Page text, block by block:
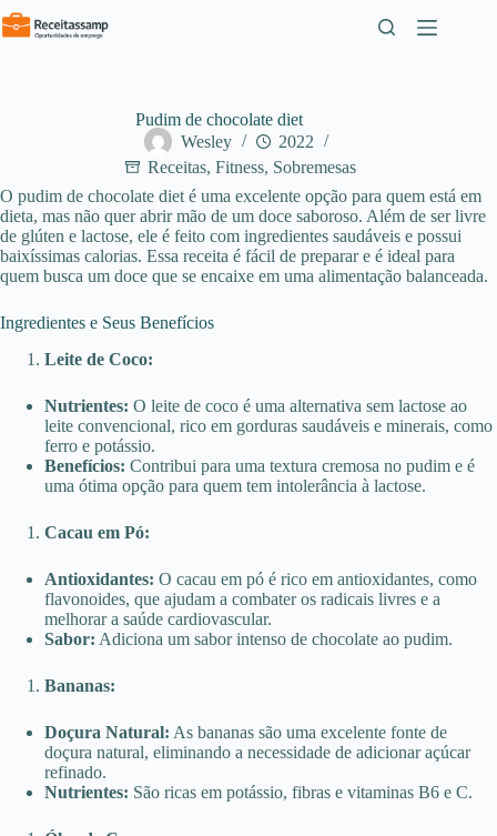
Pular
para
Pudim de chocolate diet
Wesley
2022
Receitas,Fitness, Sobremesas
O pudim de chocolate diet é uma excelente opção para quem está em
dieta, mas não quer abrir mão de um doce saboroso. Além de ser livre
de glúten e lactose, ele é feito com ingredientes saudáveis e possui
baixíssimas calorias. Essa receita é fácil de preparar e é ideal para
quem busca um doce que se encaixe em uma alimentação balanceada.
Ingredientes e Seus Benefícios
Leite de Coco:
Nutrientes: O leite de coco é uma alternativa sem lactose ao
leite convencional, rico em gorduras saudáveis e minerais, como
ferro e potássio.
Benefícios: Contribui para uma textura cremosa no pudim e é
uma ótima opção para quem tem intolerância à lactose.
Cacau em Pó:
Antioxidantes: O cacau em pó é rico em antioxidantes, como
flavonoides, que ajudam a combater os radicais livres e a
melhorar a saúde cardiovascular.
Sabor: Adiciona um sabor intenso de chocolate ao pudim.
Bananas:
Doçura Natural: As bananas são uma excelente fonte de
doçura natural, eliminando a necessidade de adicionar açúcar
refinado.
Nutrientes: São ricas em potássio, fibras e vitaminas B6 e C.